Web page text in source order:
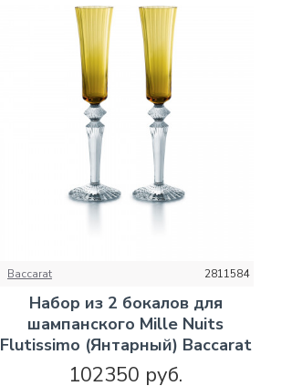
Baccarat 2811584
Набор из 2 бокалов для
шампанского Mille Nuits
Flutissimo (Янтарный) Baccarat
102350 руб.